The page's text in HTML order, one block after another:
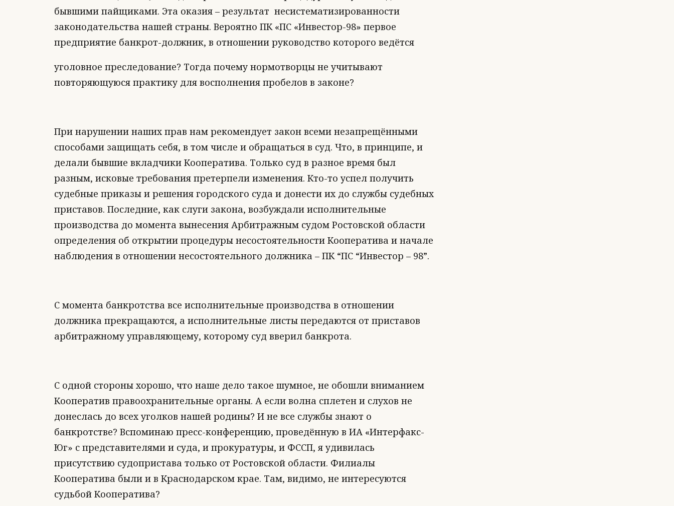
бывшими пайщиками. Эта оказия – результат несистематизированности
законодательства нашей страны. Вероятно ПК «ПС «Инвестор-98» первое
предприятие банкрот-должник, в отношении руководство которого ведётся
уголовное преследование? Тогда почему нормотворцы не учитывают
повторяющуюся практику для восполнения пробелов в законе?
При нарушении наших прав нам рекомендует закон всеми незапрещёнными
способами защищать себя, в том числе и обращаться в суд. Что, в принципе, и
делали бывшие вкладчики Кооператива. Только суд в разное время был
разным, исковые требования претерпели изменения. Кто-то успел получить
судебные приказы и решения городского суда и донести их до службы судебных
приставов. Последние, как слуги закона, возбуждали исполнительные
производства до момента вынесения Арбитражным судом Ростовской области
определения об открытии процедуры несостоятельности Кооператива и начале
наблюдения в отношении несостоятельного должника – ПК “ПС “Инвестор – 98”.
С момента банкротства все исполнительные производства в отношении
должника прекращаются, а исполнительные листы передаются от приставов
арбитражному управляющему, которому суд вверил банкрота.
С одной стороны хорошо, что наше дело такое шумное, не обошли вниманием
Кооператив правоохранительные органы. А если волна сплетен и слухов не
донеслась до всех уголков нашей родины? И не все службы знают о
банкротстве? Вспоминаю пресс-конференцию, проведённую в ИА «Интерфакс-
Юг» с представителями и суда, и прокуратуры, и ФССП, я удивилась
присутствию судопристава только от Ростовской области. Филиалы
Кооператива были и в Краснодарском крае. Там, видимо, не интересуются
судьбой Кооператива?